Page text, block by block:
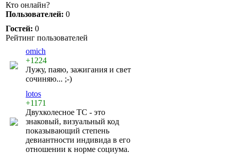
Кто онлайн?
Пользователей: 0
Гостей: 0
Рейтинг пользователей
omich
+1224
Лужу, паяю, зажигания и свет
сочиняю... ;-)
lotos
+1171
Двухколесное ТС - это
знаковый, визуальный код
показывающий степень
девиантности индивида в его
отношении к норме социума.